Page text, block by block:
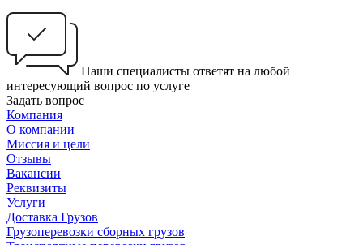
Наши специалисты ответят на любой
интересующий вопрос по услуге
Задать вопрос
Компания
О компании
Миссия и цели
Отзывы
Вакансии
Реквизиты
Услуги
Доставка Грузов
Грузоперевозки сборных грузов